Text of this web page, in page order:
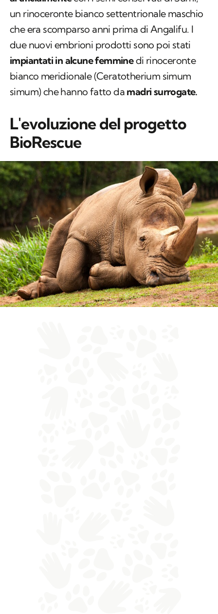
un rinoceronte bianco settentrionale maschio
che era scomparso anni prima di Angalifu. I
due nuovi embrioni prodotti sono poi stati
impiantati in alcune femminedi rinoceronte
bianco meridionale (Ceratotherium simum
simum) che hanno fatto da madri surrogate.
L'evoluzione del progetto
BioRescue